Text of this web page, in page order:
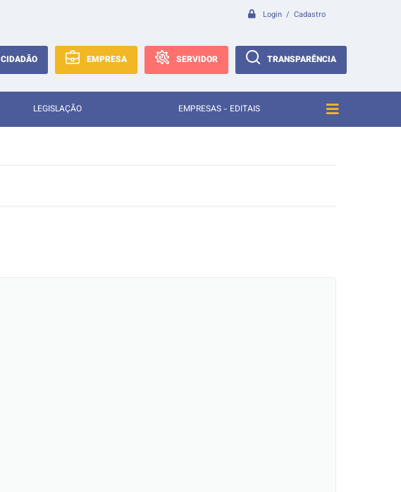
Login / Cadastro
CIDADÃO EMPRESA SERVIDOR TRANSPARÊNCIA
LEGISLAÇÃO EMPRESAS - EDITAIS